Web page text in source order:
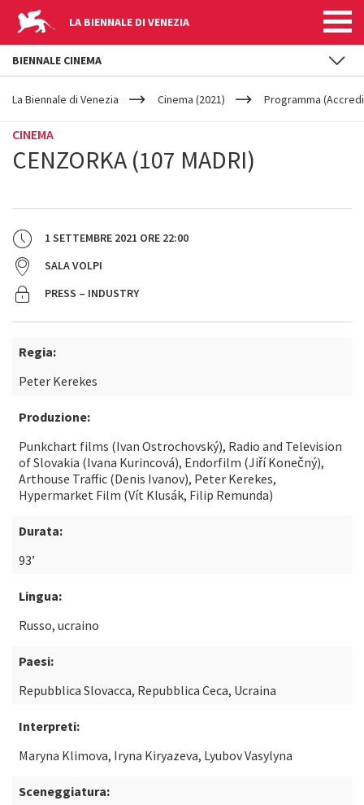
LA BIENNALE DI VENEZIA
YOUR
ARE
La Biennale di Venezia Cinema (2021) Programma
CINEMA
CENZORKA (107 MADRI)
1 SETTEMBRE 2021 ORE 22:00
SALA VOLPI
PRESS – INDUSTRY
Regia:
Peter Kerekes
Produzione:
Punkchart films (Ivan Ostrochovský), Radio and Television
of Slovakia (Ivana Kurincová), Endorfilm (Jiří Konečný),
Arthouse Traffic (Denis Ivanov), Peter Kerekes,
Hypermarket Film (Vít Klusák, Filip Remunda)
Durata:
93’
Lingua:
Russo, ucraino
Paesi:
Repubblica Slovacca, Repubblica Ceca, Ucraina
Interpreti:
Maryna Klimova, Iryna Kiryazeva, Lyubov Vasylyna
Sceneggiatura:
BIENNALE CINEMA